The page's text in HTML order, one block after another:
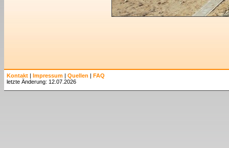
Kontakt | Impressum | Quellen | FAQ
letzte Änderung: 12.07.2026